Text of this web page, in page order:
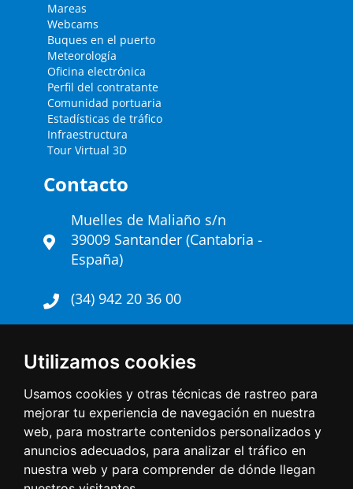
Utilizamos cookies
Usamos cookies y otras técnicas de rastreo para
mejorar tu experiencia de navegación en nuestra
web, para mostrarte contenidos personalizados y
anuncios adecuados, para analizar el tráfico en
nuestra web y para comprender de dónde llegan
Mareas
Webcams
Buques en el puerto
Meteorología
Oficina electrónica
Perfil del contratante
Comunidad portuaria
Estadísticas de tráfico
Infraestructura
Tour Virtual 3D
Contacto
Muelles de Maliaño s/n
39009 Santander (Cantabria -
España)
(34) 942 20 36 00
Linkedin
Copyright © 2026 - Autoridad Portuaria de